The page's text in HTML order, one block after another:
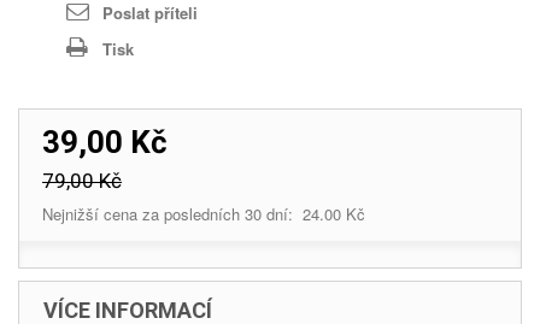
Poslat příteli
Tisk
39,00 Kč
79,00 Kč
Nejnižší cena za posledních 30 dní: 24.00 Kč
VÍCE INFORMACÍ